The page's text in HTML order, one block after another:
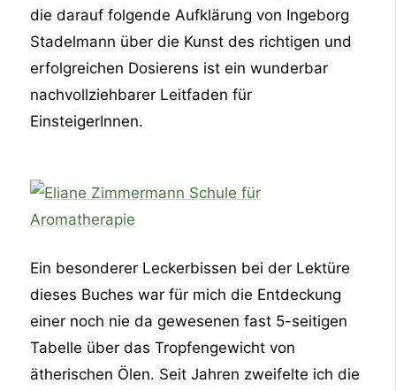
die darauf folgende Aufklärung von Ingeborg
Stadelmann über die Kunst des richtigen und
erfolgreichen Dosierens ist ein wunderbar
nachvollziehbarer Leitfaden für
EinsteigerInnen.
Ein besonderer Leckerbissen bei der Lektüre
dieses Buches war für mich die Entdeckung
einer noch nie da gewesenen fast 5-seitigen
Tabelle über das Tropfengewicht von
ätherischen Ölen. Seit Jahren zweifelte ich die